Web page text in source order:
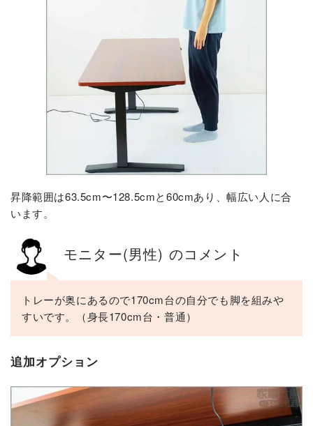
昇降範囲は63.5cm〜128.5cmと60cmあり、幅広い人に合
います。
モニター(男性) のコメント
トレーが奥にあるので170cm台の自分でも脚を組みや
すいです。（身長170cm台・普通）
追加オプション